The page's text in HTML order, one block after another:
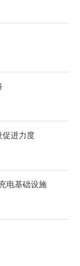
促进力度
电基础设施